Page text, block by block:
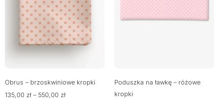
Obrus – brzoskwiniowe kropki
135,00 zł – 550,00 zł
Poduszka na ławkę – różowe
kropki